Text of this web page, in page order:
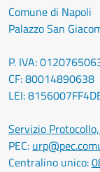
Comune di Napoli
Palazzo San
P. IVA:
CF: 80014890638
LEI:
Servizio
PEC:
Centralino unico: